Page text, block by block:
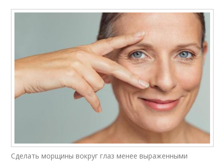
Сделать морщины вокруг глаз менее выраженными